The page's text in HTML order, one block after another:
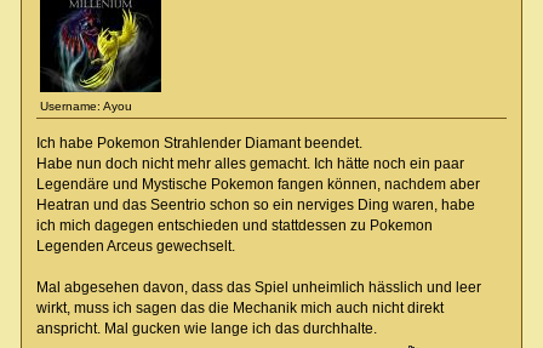
Username: Ayou
Ich habe Pokemon Strahlender Diamant beendet.
Habe nun doch nicht mehr alles gemacht. Ich hätte noch ein paar
Legendäre und Mystische Pokemon fangen können, nachdem aber
Heatran und das Seentrio schon so ein nerviges Ding waren, habe
ich mich dagegen entschieden und stattdessen zu Pokemon
Legenden Arceus gewechselt.
Mal abgesehen davon, dass das Spiel unheimlich hässlich und leer
wirkt, muss ich sagen das die Mechanik mich auch nicht direkt
anspricht. Mal gucken wie lange ich das durchhalte.